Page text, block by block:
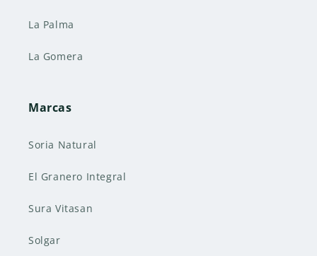
La Palma
La Gomera
Marcas
Soria Natural
El Granero Integral
Sura Vitasan
Solgar